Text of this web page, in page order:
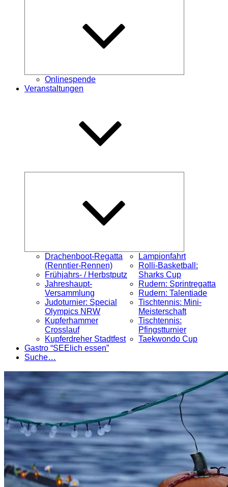
Onlinespende
Veranstaltungen
Drachenboot-Regatta
(Renntier-Rennen)
Frühjahrs- / Herbstputz
Jahreshaupt-
Versammlung
Judoturnier: Special
Olympics NRW
Kupferhammer
Crosslauf
Kupferdreher Stadtfest
Lampionfahrt
Rolli-Basketball:
Sharks Cup
Rudern: Sprintregatta
Rudern: Talentiade
Tischtennis: Mini-
Meisterschaft
Tischtennis:
Pfingstturnier
Taekwondo Cup
Gastro “SEElich essen”
Suche…